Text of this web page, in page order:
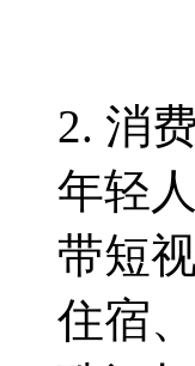
2. 消
年轻
带短
住宿